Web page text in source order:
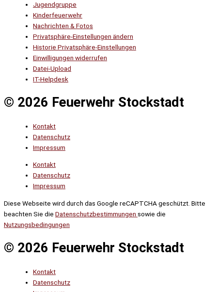
Jugendgruppe
Kinderfeuerwehr
Nachrichten & Fotos
Privatsphäre-Einstellungen ändern
Historie Privatsphäre-Einstellungen
Einwilligungen widerrufen
Datei-Upload
IT-Helpdesk
© 2026 Feuerwehr Stockstadt
Kontakt
Datenschutz
Impressum
Kontakt
Datenschutz
Impressum
Diese Webseite wird durch das Google reCAPTCHA geschützt. Bitte
beachten Sie die Datenschutzbestimmungen sowie die
Nutzungsbedingungen
© 2026 Feuerwehr Stockstadt
Kontakt
Datenschutz